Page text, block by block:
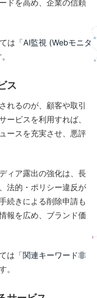
ドを高め、企業の信頼
は「AI監視 (Webモニタ
ス
れるのが、顧客や取引
ービスを利用すれば、
ースを充実させ、悪評
ィア露出の強化は、長
法的・ポリシー違反が
続きによる削除申請も
報を広め、ブランド価
は「関連キーワード非
。